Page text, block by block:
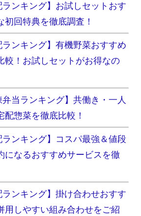
ランキング】お試しセットおす
回特典を徹底調査！
ランキング】有機野菜おすすめ
較！お試しセットがお得なの
弁当ランキング】共働き・一人
惣菜を徹底比較！
ランキング】コスパ最強＆値段
になるおすすめサービスを徹
ランキング】掛け合わせおすす
用しやすい組み合わせをご紹